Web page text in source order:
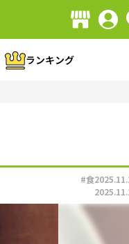
ランキング
#食